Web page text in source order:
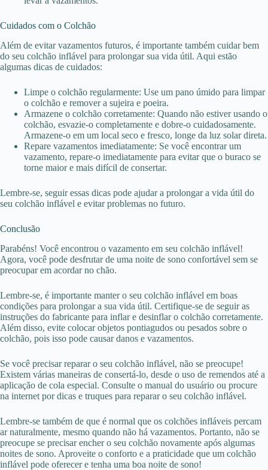
Cuidados com o Colchão
Além de evitar vazamentos futuros, é importante também cuidar bem
do seu colchão inflável para prolongar sua vida útil. Aqui estão
algumas dicas de cuidados:
Limpe o colchão regularmente: Use um pano úmido para limpar
o colchão e remover a sujeira e poeira.
Armazene o colchão corretamente: Quando não estiver usando o
colchão, esvazie-o completamente e dobre-o cuidadosamente.
Armazene-o em um local seco e fresco, longe da luz solar direta.
Repare vazamentos imediatamente: Se você encontrar um
vazamento, repare-o imediatamente para evitar que o buraco se
torne maior e mais difícil de consertar.
Lembre-se, seguir essas dicas pode ajudar a prolongar a vida útil do
seu colchão inflável e evitar problemas no futuro.
Conclusão
Parabéns! Você encontrou o vazamento em seu colchão inflável!
Agora, você pode desfrutar de uma noite de sono confortável sem se
preocupar em acordar no chão.
Lembre-se, é importante manter o seu colchão inflável em boas
condições para prolongar a sua vida útil. Certifique-se de seguir as
instruções do fabricante para inflar e desinflar o colchão corretamente.
Além disso, evite colocar objetos pontiagudos ou pesados sobre o
colchão, pois isso pode causar danos e vazamentos.
Se você precisar reparar o seu colchão inflável, não se preocupe!
Existem várias maneiras de consertá-lo, desde o uso de remendos até a
aplicação de cola especial. Consulte o manual do usuário ou procure
na internet por dicas e truques para reparar o seu colchão inflável.
Lembre-se também de que é normal que os colchões infláveis percam
ar naturalmente, mesmo quando não há vazamentos. Portanto, não se
preocupe se precisar encher o seu colchão novamente após algumas
noites de sono. Aproveite o conforto e a praticidade que um colchão
inflável pode oferecer e tenha uma boa noite de sono!